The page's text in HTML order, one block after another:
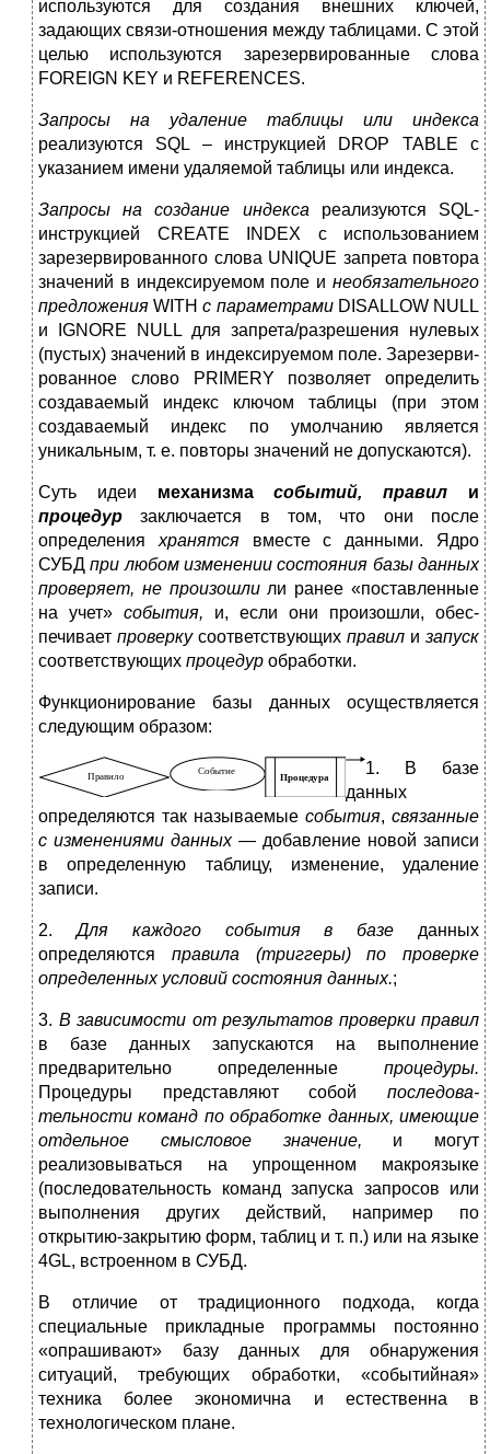
используются для создания внешних ключей,
задающих связи-отношения между таблицами. С этой
целью используются зарезервированные слова
FOREIGN KEY и REFERENCES.
Запросы на удаление таблицы или индекса
реализуются SQL – инструкцией DROP TABLE с
указанием имени удаляемой таблицы или индекса.
Запросы на создание индекса реализуются SQL-
инструкцией CREATE INDEX с использованием
зарезервированного слова UNIQUE запрета повтора
значений в индексируемом поле и необязательного
предложенияWITH с параметрами DISALLOW NULL
и IGNORE NULL для запрета/разрешения нулевых
(пустых) значений в индексируемом поле. Зарезерви­
рованное слово PRIMERY позволяет определить
создаваемый индекс ключом таблицы (при этом
создаваемый индекс по умол­чанию является
уникальным, т. е. повторы значений не допус­каются).
Суть идеи механизмасобытий, правил и
процедур заклю­чается в том, что они после
определения хранятсявмес­те с данными. Ядро
СУБДпри любом изменении состоя­ния базы данных
проверяет, не произошлили ранее «поставленные
на учет» события, и, если они произошли, обес­
печивает проверкусоответствующих правил и запуск
соответ­ствующих процедур обработки.
Функционирование базы данных осуществляется
следующим образом:
1. В базе
данных
определяются так называемые события, связанные
с изменениями данных— добав­ление новой записи
в определенную таблицу, изменение, удаление
записи.
2.Для каждого события в базе данных
определяются
правила (триггеры)
по проверке
определенных условий состояния данных.;
3. В зависимости от результатов проверки правил
в базе данных запускаются на выполнение
предварительно определенные
процедуры.
Процедуры представляют собой последова­
тельности команд по обработке данных, имеющие
отдельное смысловое значение, и могут
реализовываться на упрощенном макроязыке
(последовательность команд запуска запросов или
выполнения других действий, например по
открытию-закры­тию форм, таблиц и т. п.) или на языке
4GL, встроенном в СУБД.
В отличие от традиционного подхода, когда
специальные прикладные программы постоянно
«опрашивают» базу данных для обнаружения
ситуаций, требующих обработки, «событий­ная»
техника более экономична и естественна в
технологичес­ком плане.